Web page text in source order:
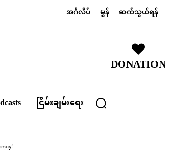
အင်္ဂလိပ် မွန် ဆက်သွယ်ရန်
DONATION
ငြိမ်းချမ်းရေး